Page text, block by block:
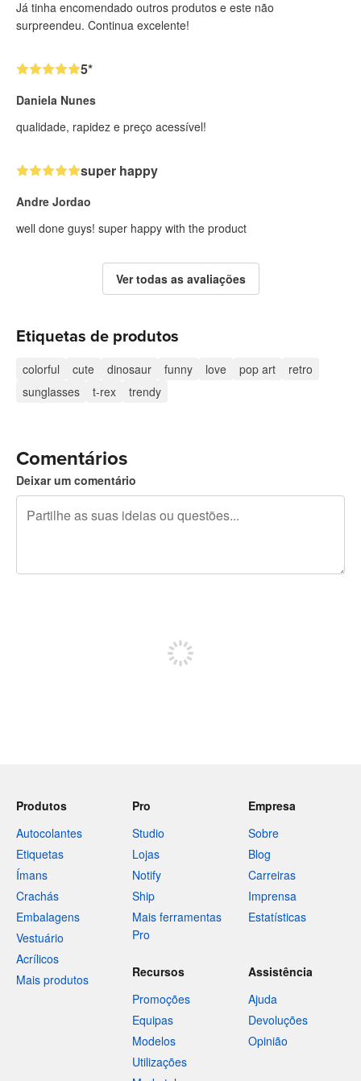
Já tinha encomendado outros produtos e este não
surpreendeu. Continua excelente!
5*
Daniela Nunes
qualidade, rapidez e preço acessível!
super happy
Andre Jordao
well done guys! super happy with the product
Ver todas as avaliações
Etiquetas de produtos
colorful cute dinosaur funny love pop art
retro
sunglasses
t-rex trendy
Comentários
Deixar um comentário
Produtos
Autocolantes
Etiquetas
Ímans
Crachás
Embalagens
Vestuário
Acrílicos
Mais produtos
Pro
Studio
Lojas
Notify
Ship
Mais ferramentas
Pro
Empresa
Sobre
Blog
Carreiras
Imprensa
Estatísticas
Recursos
Promoções
Equipas
Modelos
Utilizações
Assistência
Ajuda
Devoluções
Opinião